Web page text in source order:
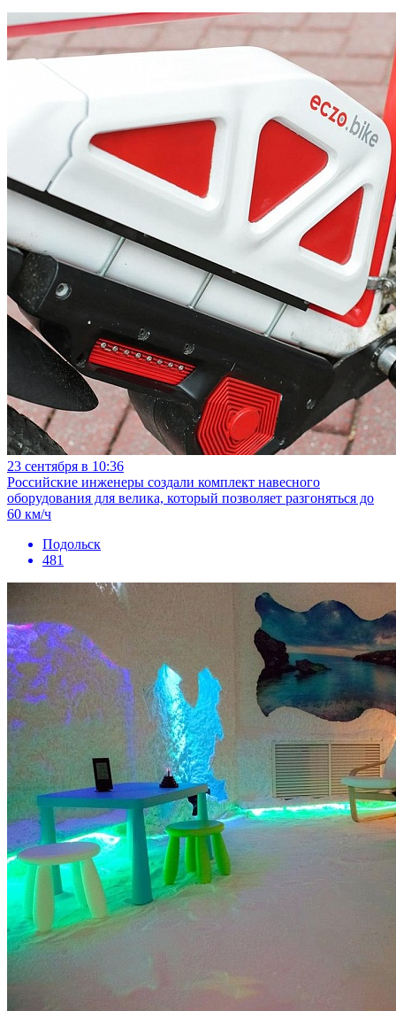
23 сентября в 10:36
Российские инженеры создали комплект навесного
оборудования для велика, который позволяет разгоняться до
60 км/ч
Подольск
481